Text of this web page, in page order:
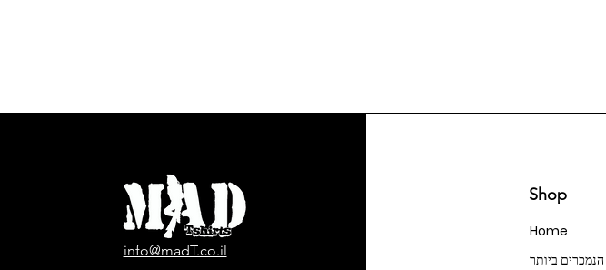
info@madT.co.il
Shop
Home
הנמכרים ביותר